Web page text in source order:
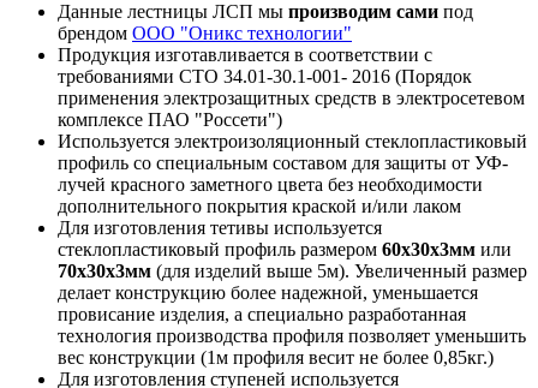
Данные лестницы ЛСП мы производим сами под
брендом ООО "Оникс технологии"
Продукция изготавливается в соответствии с
требованиями СТО 34.01-30.1-001- 2016 (Порядок
применения электрозащитных средств в электросетевом
комплексе ПАО "Россети")
Используется электроизоляционный стеклопластиковый
профиль со специальным составом для защиты от УФ-
лучей красного заметного цвета без необходимости
дополнительного покрытия краской и/или лаком
Для изготовления тетивы используется
стеклопластиковый профиль размером 60х30х3мм или
70х30х3мм (для изделий выше 5м). Увеличенный размер
делает конструкцию более надежной, уменьшается
провисание изделия, а специально разработанная
технология производства профиля позволяет уменьшить
вес конструкции (1м профиля весит не более 0,85кг.)
Для изготовления ступеней используется